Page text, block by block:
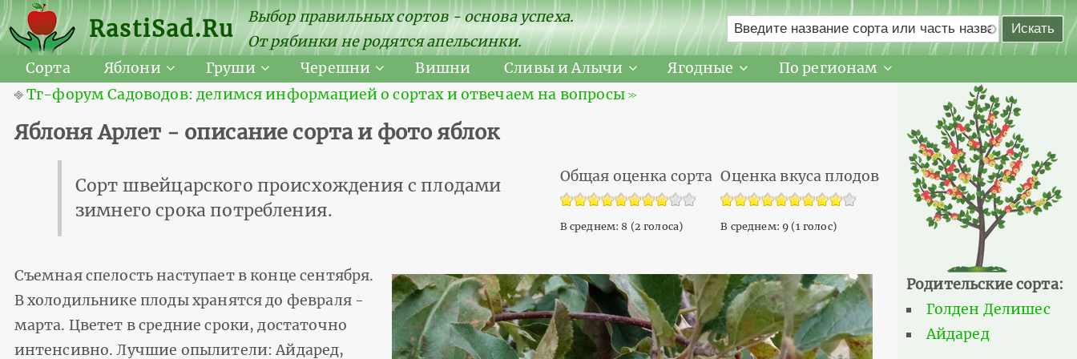
RastiSad.Ru
Выбор правильных сортов - основа успеха.
От рябинки не родятся апельсинки.
Сорта
Яблони Груши Черешни Вишни Сливы и Алычи Ягодные
По регионам
⎆Тг-форум Садоводов: делимся информацией о сортах и отвечаем на вопросы ≫
Яблоня Арлет - описание сорта и фото яблок
Оценка вкуса плодов
В среднем: 9 (1 голос)
Общая оценка сорта
В среднем:8 (2 голоса)
Сорт швейцарского происхождения с плодами
зимнего срока потребления.
Съемная спелость наступает в конце сентября.
В холодильнике плоды хранятся до февраля -
марта. Цветет в средние сроки, достаточно
интенсивно. Лучшие опылители: Айдаред,
Родительские сорта:
Голден Делишес
Айдаред